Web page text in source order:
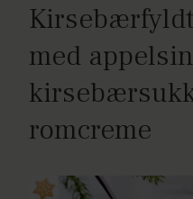
med
romcreme